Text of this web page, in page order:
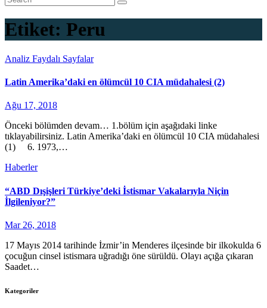
Etiket: Peru
Analiz Faydalı Sayfalar
Latin Amerika’daki en ölümcül 10 CIA müdahalesi (2)
Ağu 17, 2018
Önceki bölümden devam… 1.bölüm için aşağıdaki linke
tıklayabilirsiniz. Latin Amerika’daki en ölümcül 10 CIA müdahalesi
(1) 6. 1973,…
Haberler
“ABD Dışişleri Türkiye’deki İstismar Vakalarıyla Niçin
İlgileniyor?”
Mar 26, 2018
17 Mayıs 2014 tarihinde İzmir’in Menderes ilçesinde bir ilkokulda 6
çocuğun cinsel istismara uğradığı öne sürüldü. Olayı açığa çıkaran
Saadet…
Kategoriler